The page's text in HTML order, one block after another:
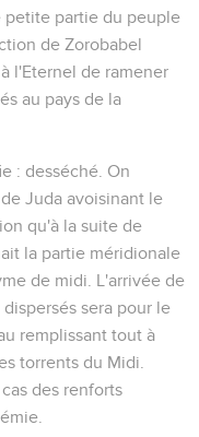
petite partie du peuple
de Zorobabel
l'Eternel de ramener
au pays de la
: desséché . On
Juda avoisinant le
qu'à la suite de
la partie méridionale
de midi . L'arrivée de
sera pour le
remplissant tout à
torrents du Midi.
des renforts